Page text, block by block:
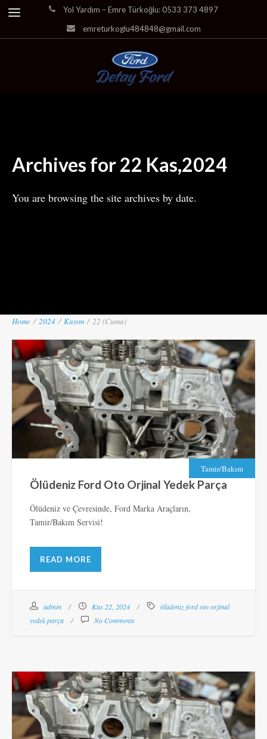
Yol Yardım – Emre Türkoğlu: 0533 373 4897
emreturkoglu484848@gmail.com
Archives for 22 Kas,2024
You are browsing the site archives by date.
Home / 2024 / Kasım / 22 (Cuma)
Tamir/Bakım
Ölüdeniz Ford Oto Orjinal Yedek Parça
Ölüdeniz ve Çevresinde, Ford Marka Araçların,
Tamir/Bakım Servisi!
READ MORE
admin Kas 22, 2024
ölüdeniz ford oto orjinal
yedek parça
No Comments